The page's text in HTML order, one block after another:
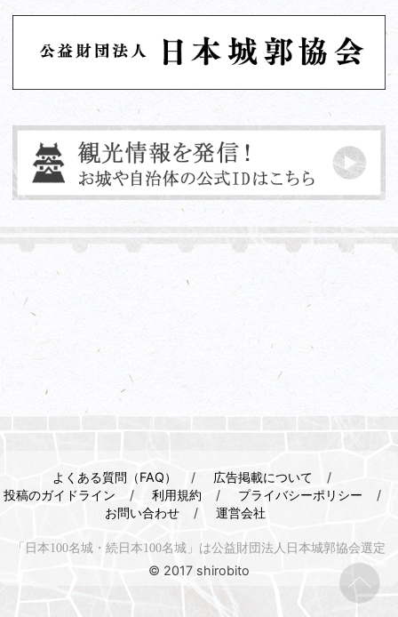
よくある質問（FAQ）
広告掲載について
投稿のガイドライン
利用規約
プライバシーポリシー
お問い合わせ
運営会社
「日本100名城・続日本100名城」は公益財団法人日本城郭協会選定
© 2017 shirobito